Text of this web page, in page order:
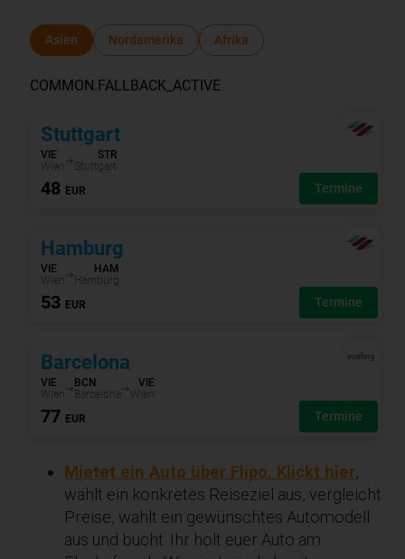
Mietet ein Auto über Flipo. Klickt hier,
wählt ein konkretes Reiseziel aus, vergleicht
Preise, wählt ein gewünschtes Automodell
aus und bucht. Ihr holt euer Auto am